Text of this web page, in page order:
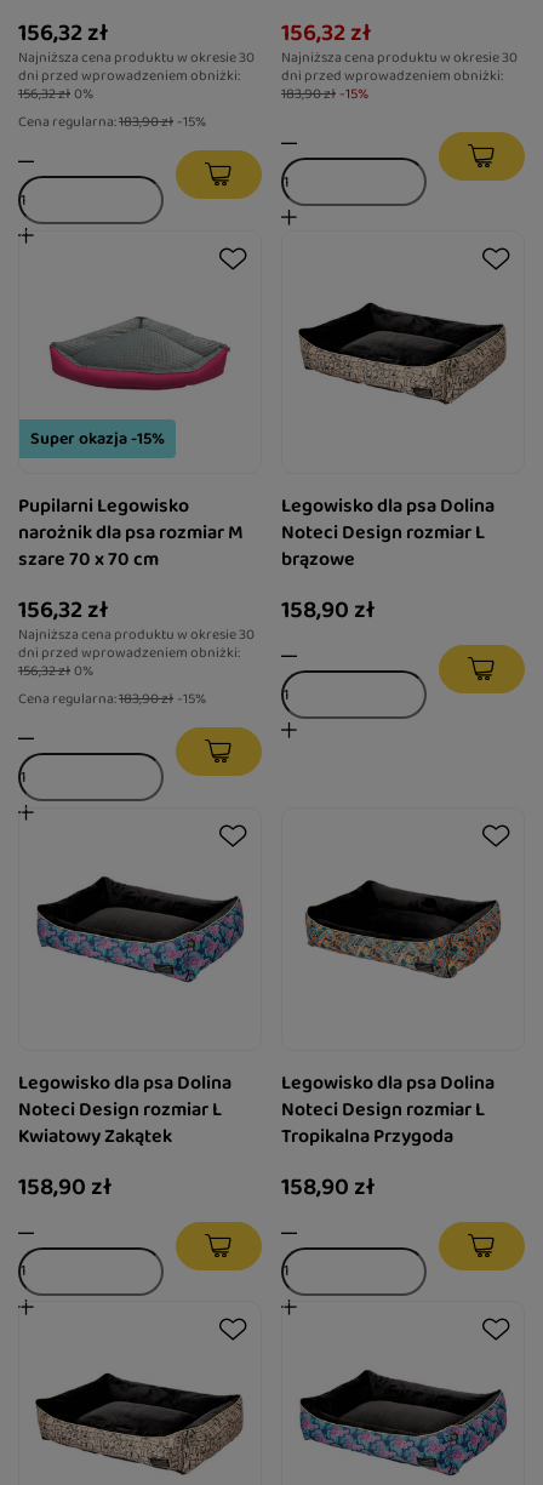
156,32 zł
Najniższa cena produktu w okresie 30
dni przed wprowadzeniem obniżki:
156,32 zł0%
Cena regularna:183,90 zł -15%
156,32 zł
Najniższa cena produktu w okresie 30
dni przed wprowadzeniem obniżki:
183,90 zł -15%
Super okazja -15%
Pupilarni Legowisko
narożnik dla psa rozmiar M
szare 70 x 70 cm
156,32 zł
Najniższa cena produktu w okresie 30
dni przed wprowadzeniem obniżki:
156,32 zł0%
Cena regularna:183,90 zł -15%
Legowisko dla psa Dolina
Noteci Design rozmiar L
brązowe
158,90 zł
Legowisko dla psa Dolina
Noteci Design rozmiar L
Kwiatowy Zakątek
158,90 zł
Legowisko dla psa Dolina
Noteci Design rozmiar L
Tropikalna Przygoda
158,90 zł